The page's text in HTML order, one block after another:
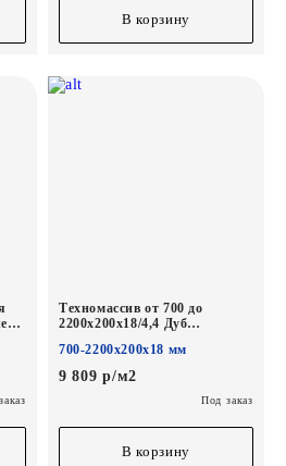
В корзину
Техномассив от 700 до
2200х200х18/4,4 Дуб
700-2200х200х18 мм
9 809 р/м2
Под заказ
В корзину